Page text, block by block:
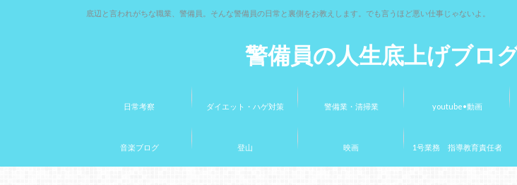
警備員の人生底上げブロ
底辺と言われがちな職業、警備員。そんな警備員の日常と裏側をお教えします。でも言うほど悪い仕事じゃないよ。
日常考察 ダイエット・ハゲ対策 警備業・清掃業 youtube•動画
音楽ブログ 登山 映画 1号業務 指導教育責任者